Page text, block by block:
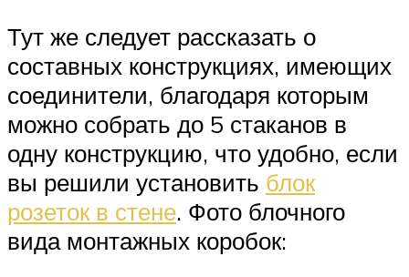
Тут же следует рассказать о
составных конструкциях, имеющих
соединители, благодаря которым
можно собрать до 5 стаканов в
одну конструкцию, что удобно, если
вы решили установить блок
розеток в стене. Фото блочного
вида монтажных коробок: